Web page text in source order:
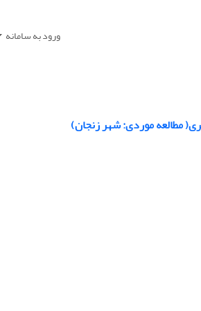
ورود به سامانه
مطالعه موردی: شهر زنجان)